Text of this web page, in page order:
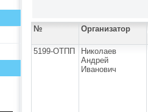
№ Организатор
5199-ОТПП
Николаев
Андрей
Иванович